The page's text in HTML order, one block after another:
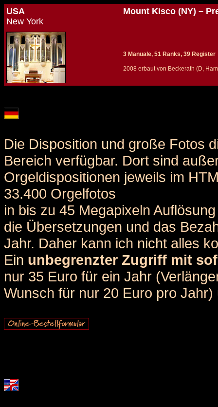
USA
New York
Mount Kisco (NY) –
3 Manuale, 51 Ranks, 39 Register
2008 erbaut von Beckerath (D,
Die Disposition und große Fotos
Bereich verfügbar. Dort sind
Orgeldispositionen jeweils im
33.400 Orgelfotos
in bis zu 45 Megapixeln
die Übersetzungen und das
Jahr. Daher kann ich nicht alles
Ein unbegrenzter Zugriff mit
nur 35 Euro für ein Jahr
Wunsch für nur 20 Euro pro